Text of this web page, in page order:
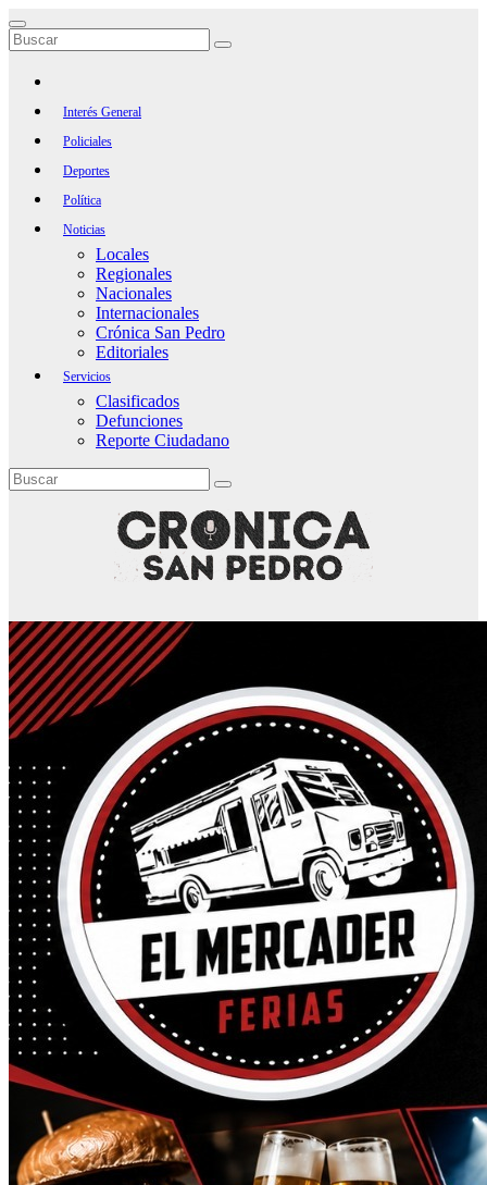
Saltar
al
contenido
Interés General
Policiales
Deportes
Política
Noticias
Locales
Regionales
Nacionales
Internacionales
Crónica San Pedro
Editoriales
Servicios
Clasificados
Defunciones
Reporte Ciudadano